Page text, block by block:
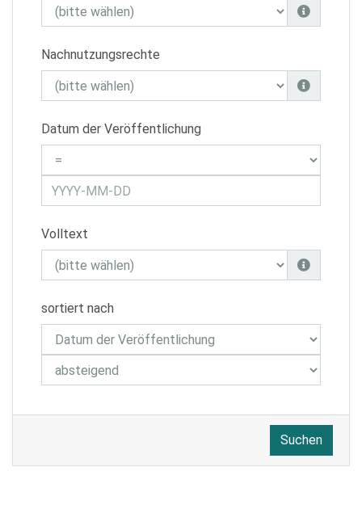
Nachnutzungsrechte
Datum der Veröffentlichung
Volltext
sortiert nach
Suchen